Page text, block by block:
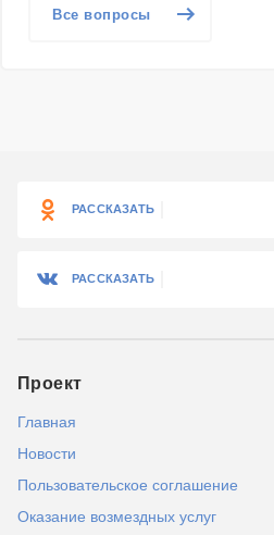
Все вопросы
РАССКАЗАТЬ
РАССКАЗАТЬ
Проект
Главная
Новости
Пользовательское соглашение
Оказание возмездных услуг